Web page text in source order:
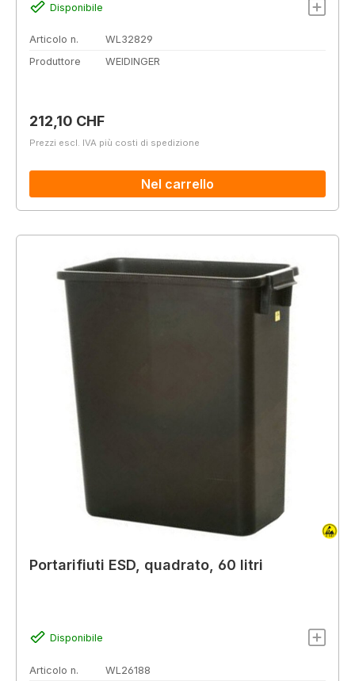
Disponibile
Articolo n.
WL32829
Produttore
WEIDINGER
Prezzo normale:
212,10 CHF
Prezzi escl. IVA più costi di spedizione
Nel carrello
Portarifiuti ESD, quadrato, 60 litri
Disponibile
Articolo n.
WL26188